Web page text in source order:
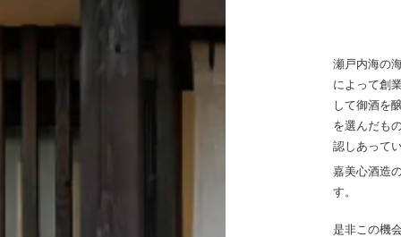
瀬戸内海の
によって創
して御酒を
を選んだも
認しあって
嘉美心酒造
す。
是非この機